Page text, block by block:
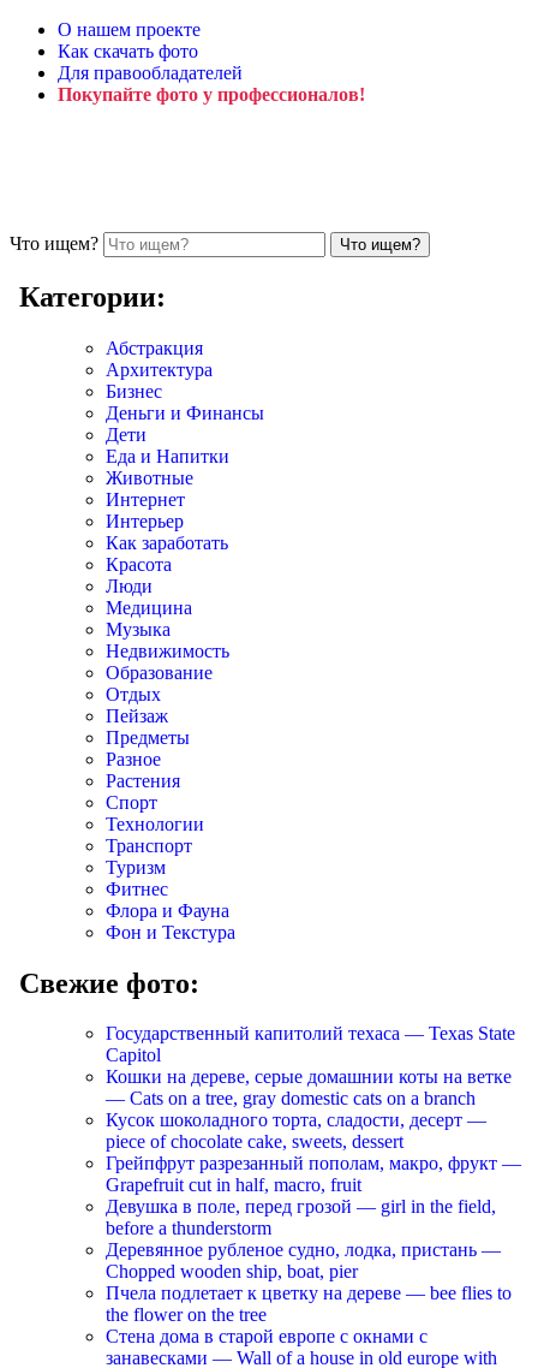
О нашем проекте
Как скачать фото
Для правообладателей
Покупайте фото у профессионалов!
Что ищем?
Категории:
Абстракция
Архитектура
Бизнес
Деньги и Финансы
Дети
Еда и Напитки
Животные
Интернет
Интерьер
Как заработать
Красота
Люди
Медицина
Музыка
Недвижимость
Образование
Отдых
Пейзаж
Предметы
Разное
Растения
Спорт
Технологии
Транспорт
Туризм
Фитнес
Флора и Фауна
Фон и Текстура
Свежие фото:
Государственный капитолий техаса — Texas State
Capitol
Кошки на дереве, серые домашнии коты на ветке
— Cats on a tree, gray domestic cats on a branch
Кусок шоколадного торта, сладости, десерт —
piece of chocolate cake, sweets, dessert
Грейпфрут разрезанный пополам, макро, фрукт —
Grapefruit cut in half, macro, fruit
Девушка в поле, перед грозой — girl in the field,
before a thunderstorm
Деревянное рубленое судно, лодка, пристань —
Chopped wooden ship, boat, pier
Пчела подлетает к цветку на дереве — bee flies to
the flower on the tree
Стена дома в старой европе с окнами с
занавесками — Wall of a house in old europe with